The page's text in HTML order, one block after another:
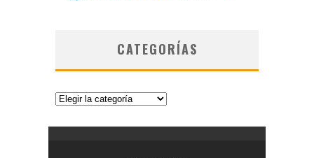
CATEGORÍAS
Categorías